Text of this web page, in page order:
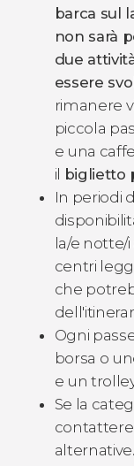
barca sul
non sarà
due
essere
rimanere
piccola
e una
il biglietto
In periodi
la/e notte/
centri
che
Ogni
borsa o
e un
Se la
alternative.